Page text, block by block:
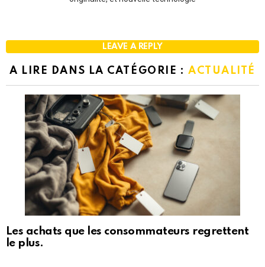
LEAVE A REPLY
A LIRE DANS LA CATÉGORIE : ACTUALITÉ
Les achats que les consommateurs regrettent
le plus.